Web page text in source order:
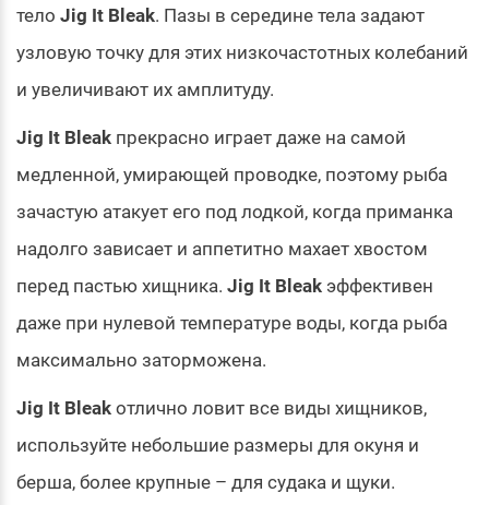
тело Jig It Bleak. Пазы в середине тела задают
узловую точку для этих низкочастотных колебаний
и увеличивают их амплитуду.
Jig It Bleak прекрасно играет даже на самой
медленной, умирающей проводке, поэтому рыба
зачастую атакует его под лодкой, когда приманка
надолго зависает и аппетитно махает хвостом
перед пастью хищника. Jig It Bleak эффективен
даже при нулевой температуре воды, когда рыба
максимально заторможена.
Jig It Bleak отлично ловит все виды хищников,
используйте небольшие размеры для окуня и
берша, более крупные – для судака и щуки.